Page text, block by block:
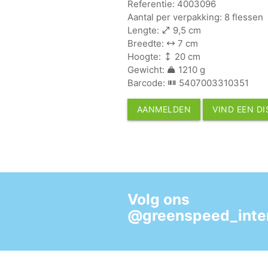
Referentie: 4003096
Aantal per verpakking: 8 flessen
Lengte:
9,5 cm
Breedte:
7 cm
Hoogte:
20 cm
Gewicht:
1210 g
Barcode:
5407003310351
AANMELDEN VIND EEN
Volg ons